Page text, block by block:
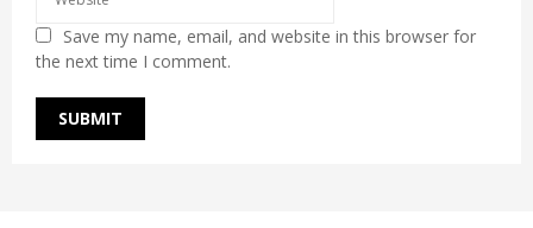
Save my name, email, and website in this browser for
the next time I comment.